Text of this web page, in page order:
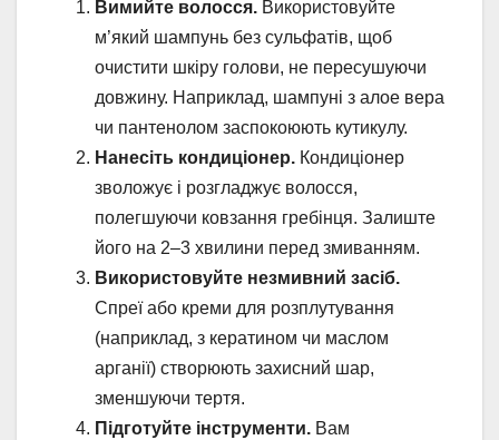
Вимийте волосся. Використовуйте
м’який шампунь без сульфатів, щоб
очистити шкіру голови, не пересушуючи
довжину. Наприклад, шампуні з алое вера
чи пантенолом заспокоюють кутикулу.
Нанесіть кондиціонер. Кондиціонер
зволожує і розгладжує волосся,
полегшуючи ковзання гребінця. Залиште
його на 2–3 хвилини перед змиванням.
Використовуйте незмивний засіб.
Спреї або креми для розплутування
(наприклад, з кератином чи маслом
арганії) створюють захисний шар,
зменшуючи тертя.
Підготуйте інструменти. Вам